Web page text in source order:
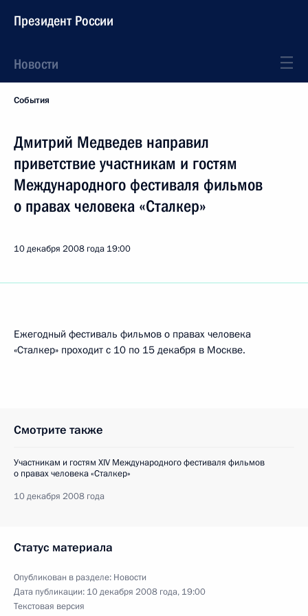
Президент России
Новости
События
Дмитрий Медведев направил
приветствие участникам и гостям
Международного фестиваля фильмов
о правах человека «Сталкер»
10 декабря 2008 года 19:00
Ежегодный фестиваль фильмов о правах человека
«Сталкер» проходит с 10 по 15 декабря в Москве.
Смотрите также
Участникам и гостям XIV Международного фестиваля фильмов
о правах человека «Сталкер»
10 декабря 2008 года
Статус материала
Опубликован в разделе: Новости
Дата публикации: 10 декабря 2008 года, 19:00
Текстовая версия